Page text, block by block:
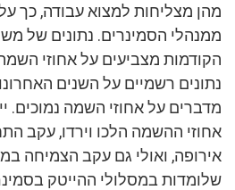
מהן מצליחות למצוא עבודה, כך
ממנהלי הסמינרים. נתונים של
הקודמות מצביעים על אחוזי השמה
נתונים רשמיים על השנים
מדברים על אחוזי השמה נמוכים.
אחוזי ההשמה הלכו וירדו, עקב
אירופה, ואולי גם עקב הצמיחה
שלומדות במסלולי ההייטק